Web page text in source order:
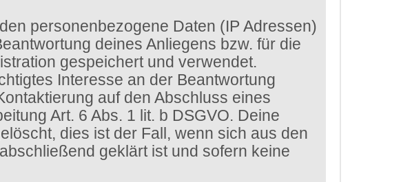
personenbezogene Daten (IP Adressen)
deines Anliegens bzw. für die
gespeichert und verwendet.
Interesse an der Beantwortung
auf den Abschluss eines
Art. 6 Abs. 1 lit. b DSGVO. Deine
dies ist der Fall, wenn sich aus den
geklärt ist und sofern keine